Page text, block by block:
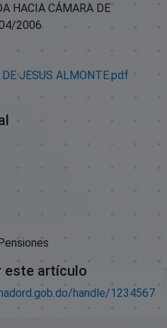
HACIA CÁMARA DE
2006
JESUS ALMONTE.pdf
este artículo
handle/1234567